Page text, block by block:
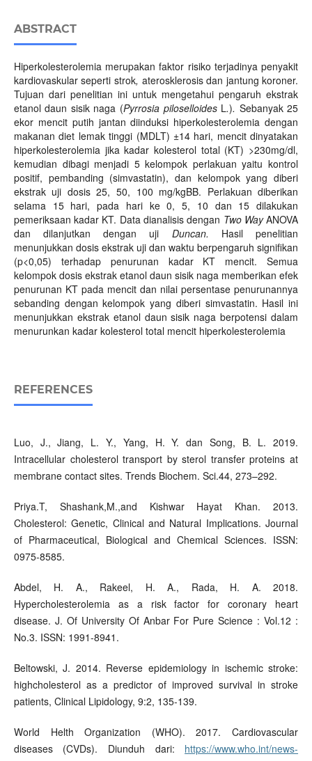
ABSTRACT
Hiperkolesterolemia merupakan faktor risiko terjadinya penyakit
kardiovaskular seperti strok, aterosklerosis dan jantung koroner.
Tujuan dari penelitian ini untuk mengetahui pengaruh ekstrak
etanol daun sisik naga (Pyrrosia piloselloidesL.). Sebanyak 25
ekor mencit putih jantan diinduksi hiperkolesterolemia dengan
makanan diet lemak tinggi (MDLT) ±14 hari, mencit dinyatakan
hiperkolesterolemia jika kadar kolesterol total (KT) >230mg/dl,
kemudian dibagi menjadi 5 kelompok perlakuan yaitu kontrol
positif, pembanding (simvastatin), dan kelompok yang diberi
ekstrak uji dosis 25, 50, 100 mg/kgBB. Perlakuan diberikan
selama 15 hari, pada hari ke 0, 5, 10 dan 15 dilakukan
pemeriksaan kadar KT. Data dianalisis dengan Two WayANOVA
dan dilanjutkan dengan uji Duncan. Hasil penelitian
menunjukkan dosis ekstrak uji dan waktu berpengaruh signifikan
(p<0,05) terhadap penurunan kadar KT mencit. Semua
kelompok dosis ekstrak etanol daun sisik naga memberikan efek
penurunan KT pada mencit dan nilai persentase penurunannya
sebanding dengan kelompok yang diberi simvastatin. Hasil ini
menunjukkan ekstrak etanol daun sisik naga berpotensi dalam
menurunkan kadar kolesterol total mencit hiperkolesterolemia
REFERENCES
Luo, J., Jiang, L. Y., Yang, H. Y. dan Song, B. L. 2019.
Intracellular cholesterol transport by sterol transfer proteins at
membrane contact sites. Trends Biochem. Sci.44, 273–292.
Priya.T, Shashank,M.,and Kishwar Hayat Khan. 2013.
Cholesterol: Genetic, Clinical and Natural Implications. Journal
of Pharmaceutical, Biological and Chemical Sciences. ISSN:
0975-8585.
Abdel, H. A., Rakeel, H. A., Rada, H. A. 2018.
Hypercholesterolemia as a risk factor for coronary heart
disease. J. Of University Of Anbar For Pure Science : Vol.12 :
No.3. ISSN: 1991-8941.
Beltowski, J. 2014. Reverse epidemiology in ischemic stroke:
highcholesterol as a predictor of improved survival in stroke
patients, Clinical Lipidology, 9:2, 135-139.
World Helth Organization (WHO). 2017. Cardiovascular
diseases (CVDs). Diunduh dari: https://www.who.int/news-